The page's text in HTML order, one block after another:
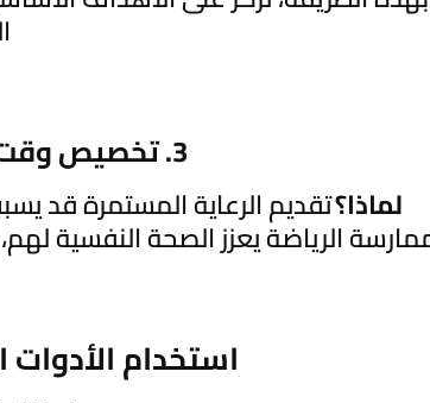
3. تخصيص وقت للرعاية الذاتية للأسرة
لماذا؟تقديم الرعاية المستمرة قد
الرياضة يعزز الصحة النفسية
استخدام الأدوات